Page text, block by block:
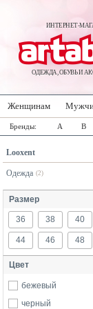
ИНТЕРНЕТ-
ОДЕЖДА, ОБУВЬ И
Женщинам
Бренды: A B
Looxent
Одежда (2)
Размер
36 38 40
44 46 48
Цвет
бежевый
черный